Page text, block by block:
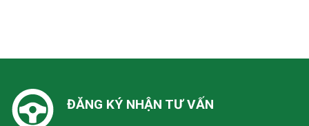
ĐĂNG KÝ NHẬN TƯ VẤN